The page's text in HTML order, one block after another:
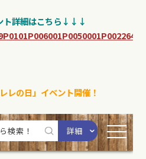
ト詳細はこちら↓↓↓
レの日」イベント開催！